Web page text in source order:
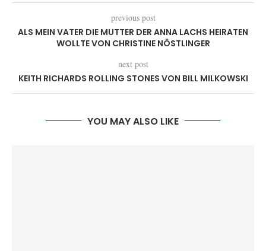
previous post
ALS MEIN VATER DIE MUTTER DER ANNA LACHS HEIRATEN
WOLLTE VON CHRISTINE NÖSTLINGER
next post
KEITH RICHARDS ROLLING STONES VON BILL MILKOWSKI
YOU MAY ALSO LIKE